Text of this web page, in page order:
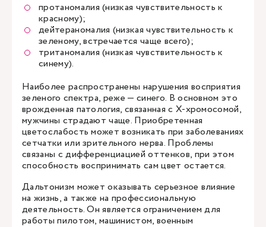
протаномалия (низкая чувствительность к
красному);
дейтераномалия (низкая чувствительность к
зеленому, встречается чаще всего);
тританомалия (низкая чувствительность к
синему).
Наиболее распространены нарушения восприятия
зеленого спектра, реже — синего. В основном это
врожденная патология, связанная с Х-хромосомой,
мужчины страдают чаще. Приобретенная
цветослабость может возникать при заболеваниях
сетчатки или зрительного нерва. Проблемы
связаны с дифференциацией оттенков, при этом
способность воспринимать сам цвет остается.
Дальтонизм может оказывать серьезное влияние
на жизнь, а также на профессиональную
деятельность. Он является ограничением для
работы пилотом, машинистом, военным